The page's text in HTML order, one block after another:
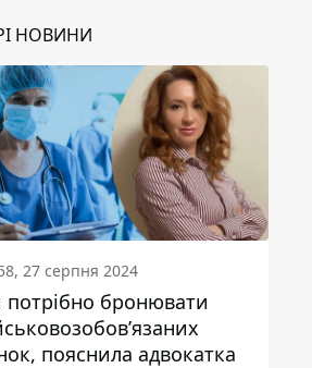
НОВИНИ
27 серпня 2024
потрібно бронювати
пояснила адвокатка